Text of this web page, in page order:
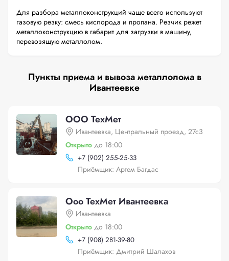
Для разбора металлоконструкций чаще всего используют
газовую резку: смесь кислорода и пропана. Резчик режет
металлоконструкцию в габарит для загрузки в машину,
перевозящую металлолом.
Пункты приема и вывоза металлолома в
Ивантеевке
ООО ТехМет
Ивантеевка, Центральный проезд, 27с3
Открыто до 18:00
+7 (902) 255-25-33
Приёмщик: Артем Багдас
Ооо ТехМет Ивантеевка
Ивантеевка
Открыто до 18:00
+7 (908) 281-39-80
Приёмщик: Дмитрий Шалахов